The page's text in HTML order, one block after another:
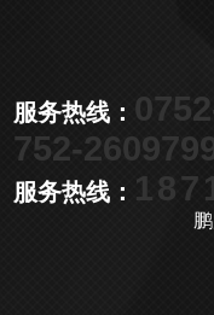
服务热线：
752-
服务热线：